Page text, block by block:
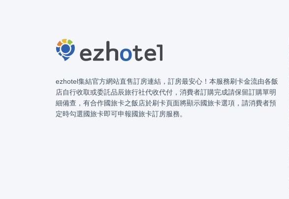
ezhotel集結官方網站直售訂房連結，訂房最安心！本服務刷卡金流由各飯
店自行收取或委託品辰旅行社代收代付，消費者訂購完成請保留訂購單明
細備查，有合作國旅卡之飯店於刷卡頁面將顯示國旅卡選項，請消費者預
定時勾選國旅卡即可申報國旅卡訂房服務。